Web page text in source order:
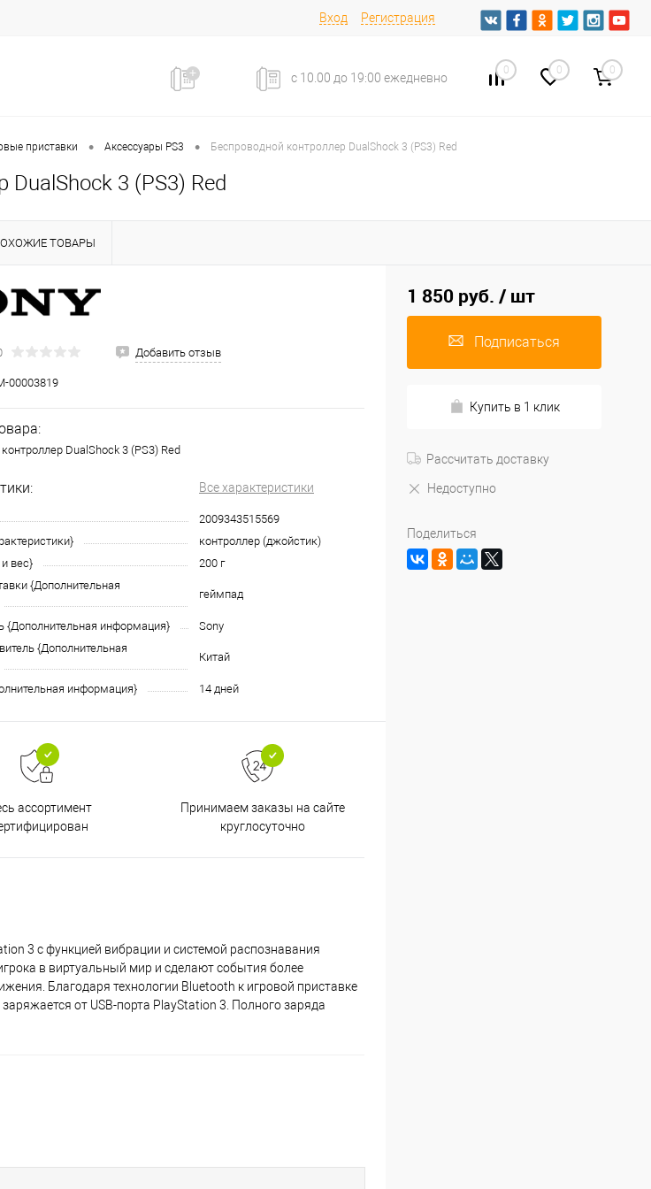
Вход Регистрация
с 10.00 до 19:00 ежедневно
0 0 0
приставки • Аксессуары PS3 • Беспроводной контроллер DualShock 3 (PS3) Red
DualShock 3 (PS3) Red
ТОВАРЫ
Добавить отзыв
00003819
DualShock 3 (PS3) Red
Все характеристики
2009343515569
контроллер (джойстик)
вес}
200 г
{Дополнительная
геймпад
{Дополнительная информация}
Sony
{Дополнительная
Китай
информация} 14 дней
ассортимент
Принимаем заказы на сайте
круглосуточно
3 с функцией вибрации и системой распознавания
в виртуальный мир и сделают события более
Благодаря технологии Bluetooth к игровой приставке
от USB-порта PlayStation 3. Полного заряда
1 850 руб. / шт
Подписаться
Купить в 1 клик
Рассчитать доставку
Недоступно
Поделиться